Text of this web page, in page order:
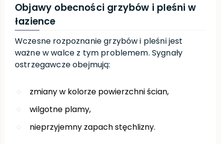
Objawy obecności grzybów i pleśni w
łazience
Wczesne rozpoznanie grzybów i pleśni jest
ważne w walce z tym problemem. Sygnały
ostrzegawcze obejmują:
zmiany w kolorze powierzchni ścian,
wilgotne plamy,
nieprzyjemny zapach stęchlizny.